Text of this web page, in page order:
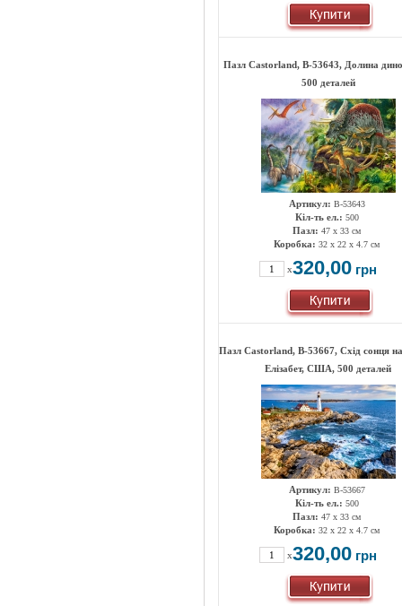
Пазл Castorland, B-53643, Долина
500 деталей
Артикул: B-53643
Кіл-ть ел.: 500
Пазл: 47 х 33 см
Коробка: 32 x 22 x 4.7 см
x320,00 грн
Пазл Castorland, B-53667, Схід сонця
Елізабет, США, 500 деталей
Артикул: B-53667
Кіл-ть ел.: 500
Пазл: 47 х 33 см
Коробка: 32 x 22 x 4.7 см
x320,00 грн